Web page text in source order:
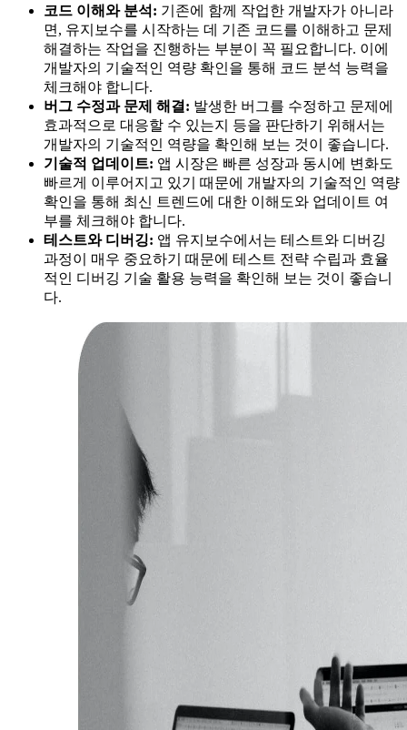
코드 이해와 분석: 기존에 함께 작업한 개발자가 아니라
면, 유지보수를 시작하는 데 기존 코드를 이해하고 문제
해결하는 작업을 진행하는 부분이 꼭 필요합니다. 이에
개발자의 기술적인 역량 확인을 통해 코드 분석 능력을
체크해야 합니다.
버그 수정과 문제 해결: 발생한 버그를 수정하고 문제에
효과적으로 대응할 수 있는지 등을 판단하기 위해서는
개발자의 기술적인 역량을 확인해 보는 것이 좋습니다.
기술적 업데이트: 앱 시장은 빠른 성장과 동시에 변화도
빠르게 이루어지고 있기 때문에 개발자의 기술적인 역량
확인을 통해 최신 트렌드에 대한 이해도와 업데이트 여
부를 체크해야 합니다.
테스트와 디버깅: 앱 유지보수에서는 테스트와 디버깅
과정이 매우 중요하기 때문에 테스트 전략 수립과 효율
적인 디버깅 기술 활용 능력을 확인해 보는 것이 좋습니
다.